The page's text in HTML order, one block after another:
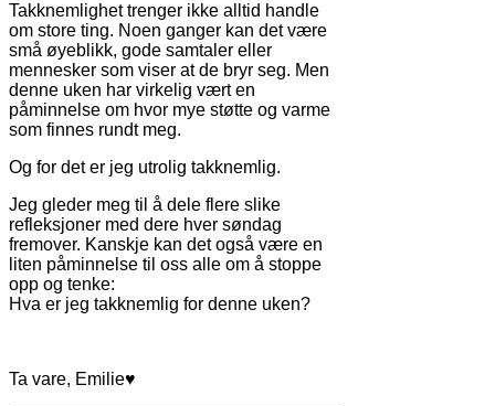
Takknemlighet trenger ikke alltid handle
om store ting. Noen ganger kan det være
små øyeblikk, gode samtaler eller
mennesker som viser at de bryr seg. Men
denne uken har virkelig vært en
påminnelse om hvor mye støtte og varme
som finnes rundt meg.
Og for det er jeg utrolig takknemlig.
Jeg gleder meg til å dele flere slike
refleksjoner med dere hver søndag
fremover. Kanskje kan det også være en
liten påminnelse til oss alle om å stoppe
opp og tenke:
Hva er jeg takknemlig for denne uken?
Ta vare, Emilie♥